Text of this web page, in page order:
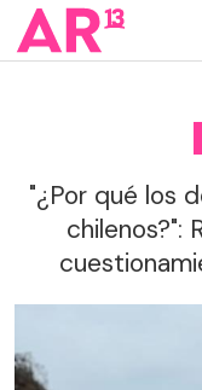
"¿Por qué los
chilenos?":